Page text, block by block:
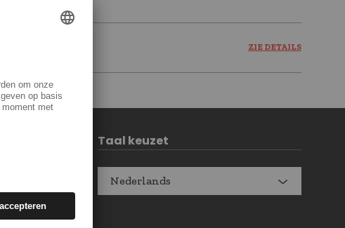
ZIE DETAILS
Taal keuzet
Nederlands